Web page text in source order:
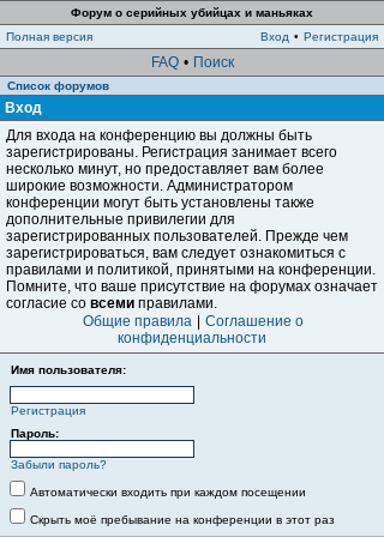
Форум о серийных убийцах и маньяках
Полная версия
Вход • Регистрация
FAQ • Поиск
Список форумов
Вход
Для входа на конференцию вы должны быть
зарегистрированы. Регистрация занимает всего
несколько минут, но предоставляет вам более
широкие возможности. Администратором
конференции могут быть установлены также
дополнительные привилегии для
зарегистрированных пользователей. Прежде чем
зарегистрироваться, вам следует ознакомиться с
правилами и политикой, принятыми на конференции.
Помните, что ваше присутствие на форумах означает
согласие со всеми правилами.
Общие правила
Соглашение о
конфиденциальности
Имя пользователя:
Регистрация
Пароль:
Забыли пароль?
Автоматически входить при каждом посещении
Скрыть моё пребывание на конференции в этот раз